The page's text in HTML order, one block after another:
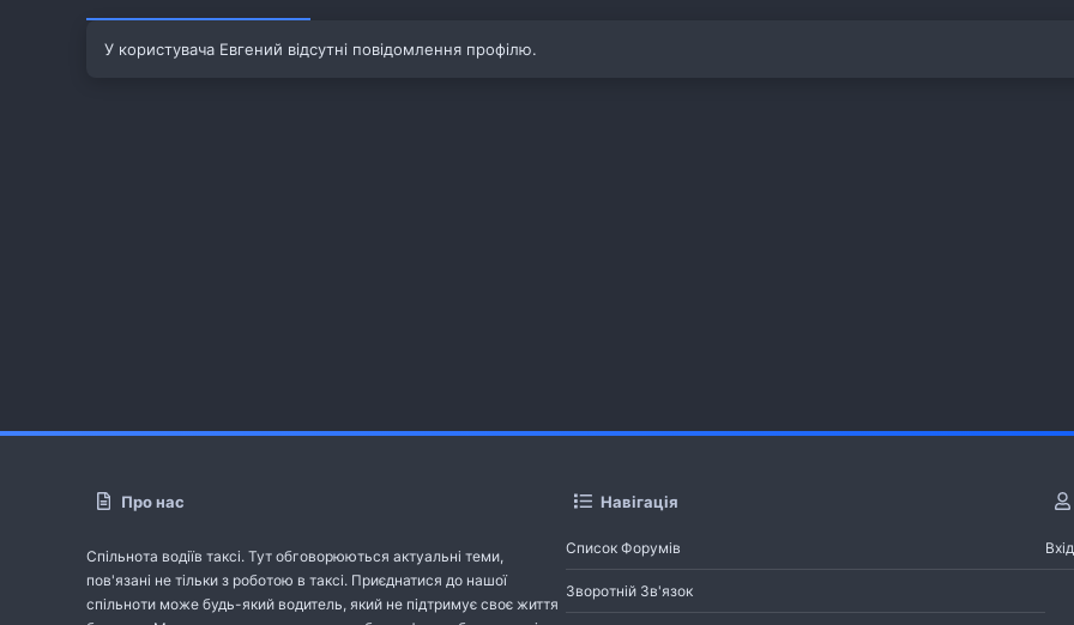
У користувача Евгений відсутні повідомлення профілю.
Про нас
Спільнота водіїв таксі. Тут обговорюються актуальні теми,
пов'язані не тільки з роботою в таксі. Приєднатися до нашої
спільноти може будь-який водитель, який не підтримує своє життя
Навігація
Список Форумів
Зворотній Зв'язок
Вхід